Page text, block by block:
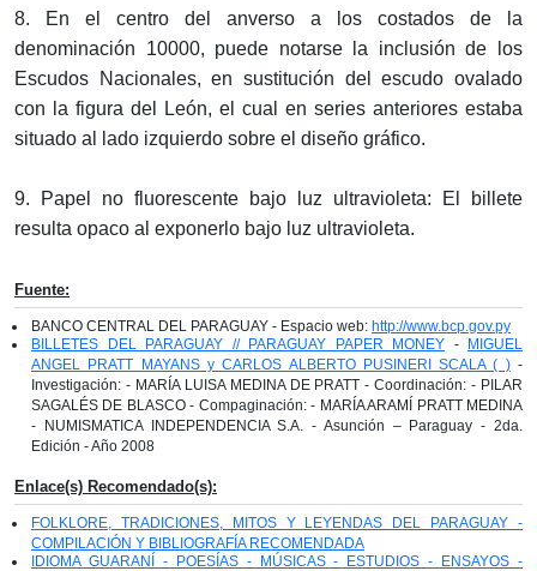
8. En el centro del anverso a los costados de la
denominación 10000, puede notarse la inclusión de los
Escudos Nacionales, en sustitución del escudo ovalado
con la figura del León, el cual en series anteriores estaba
situado al lado izquierdo sobre el diseño gráfico.
9. Papel no fluorescente bajo luz ultravioleta: El billete
resulta opaco al exponerlo bajo luz ultravioleta.
Fuente:
BANCO CENTRAL DEL PARAGUAY - Espacio web: http://www.bcp.gov.py
BILLETES DEL PARAGUAY // PARAGUAY PAPER MONEY -
MIGUEL
ANGEL PRATT MAYANS y CARLOS ALBERTO PUSINERI SCALA ( )-
Investigación: - MARÍA LUISA MEDINA DE PRATT - Coordinación: - PILAR
SAGALÉS DE BLASCO - Compaginación: - MARÍA ARAMÍ PRATT MEDINA
- NUMISMATICA INDEPENDENCIA S.A. - Asunción – Paraguay - 2da.
Edición - Año 2008
Enlace(s) Recomendado(s):
FOLKLORE, TRADICIONES, MITOS Y LEYENDAS DEL PARAGUAY -
COMPILACIÓN Y BIBLIOGRAFÍA RECOMENDADA
IDIOMA GUARANÍ - POESÍAS - MÚSICAS - ESTUDIOS - ENSAYOS -